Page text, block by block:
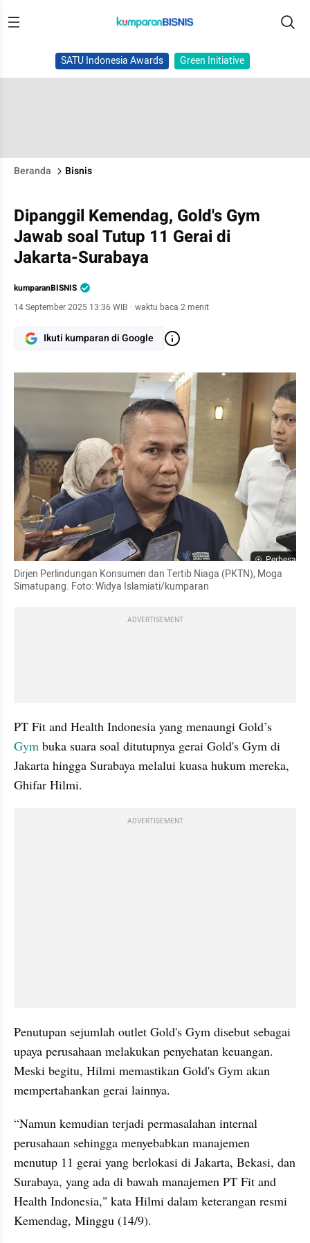
SATU Indonesia Awards Green Initiative
Beranda Bisnis
Dipanggil Kemendag, Gold's Gym
Jawab soal Tutup 11 Gerai di
Jakarta-Surabaya
kumparanBISNIS
14 September 2025 13:36 WIB · waktu baca 2 menit
Ikuti kumparan di Google
Perbesar
Dirjen Perlindungan Konsumen dan Tertib Niaga (PKTN), Moga
Simatupang. Foto: Widya Islamiati/kumparan
ADVERTISEMENT
Gym buka suara soal ditutupnya gerai Gold's Gym di
Jakarta hingga Surabaya melalui kuasa hukum mereka,
Ghifar Hilmi.
ADVERTISEMENT
Penutupan sejumlah outlet Gold's Gym disebut sebagai
upaya perusahaan melakukan penyehatan keuangan.
Meski begitu, Hilmi memastikan Gold's Gym akan
mempertahankan gerai lainnya.
“Namun kemudian terjadi permasalahan internal
perusahaan sehingga menyebabkan manajemen
menutup 11 gerai yang berlokasi di Jakarta, Bekasi, dan
Surabaya, yang ada di bawah manajemen PT Fit and
Health Indonesia," kata Hilmi dalam keterangan resmi
Kemendag, Minggu (14/9).